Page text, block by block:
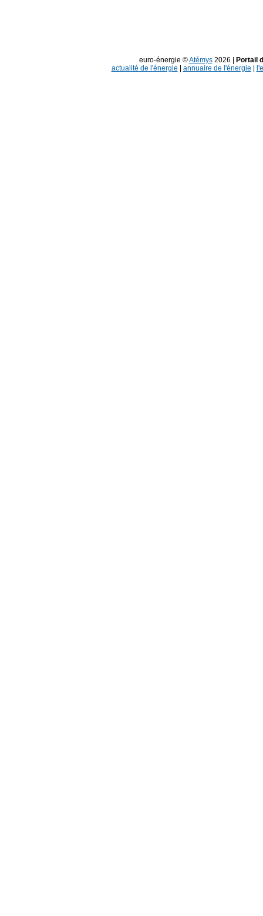
euro-énergie ©Atémys2026 |
Portail
actualité de l'énergie
annuaire de l'énergie